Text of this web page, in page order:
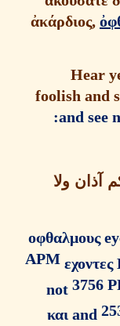
ἀκά
APM
not
και